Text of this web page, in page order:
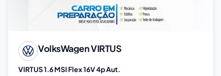
VolksWagenVIRTUS
VIRTUS 1.6 MSI Flex 16V 4p Aut.